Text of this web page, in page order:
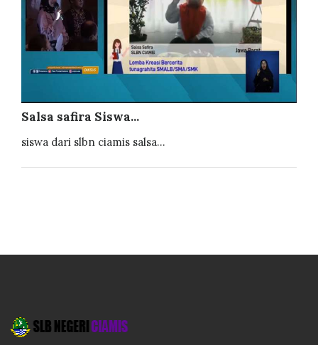
Salsa safira Siswa...
siswa dari slbn ciamis salsa...